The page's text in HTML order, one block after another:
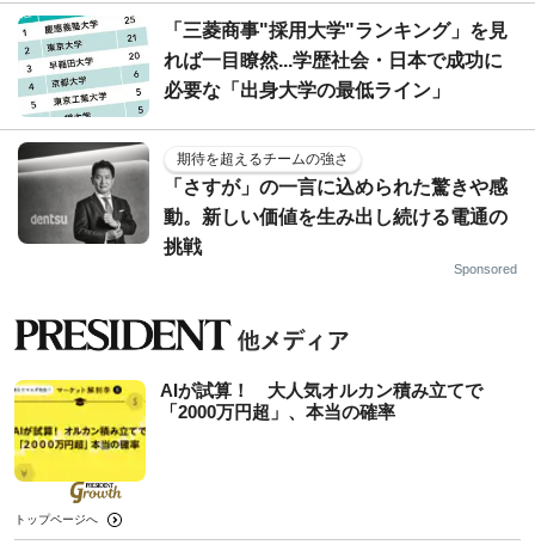
「三菱商事"採用大学"ランキング」を見
れば一目瞭然...学歴社会・日本で成功に
必要な「出身大学の最低ライン」
期待を超えるチームの強さ
「さすが」の一言に込められた驚きや感
動。新しい価値を生み出し続ける電通の
挑戦
Sponsored
AIが試算！ 大人気オルカン積み立てで
「2000万円超」、本当の確率
トップページへ